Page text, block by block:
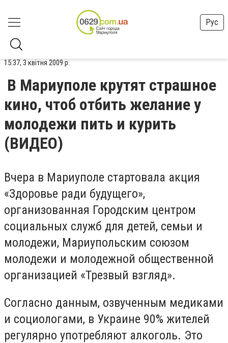
Рус
15:37, 3 квітня 2009 р.
В Мариуполе крутят страшное
кино, чтоб отбить желание у
молодежи пить и курить
(ВИДЕО)
Вчера в Мариуполе стартовала акция
«Здоровье ради будущего»,
организованная Городским центром
социальных служб для детей, семьи и
молодежи, Мариупольским союзом
молодежи и молодежной общественной
организацией «Трезвый взгляд».
Согласно данным, озвученным медиками
и социологами, в Украине 90% жителей
регулярно употребляют алкоголь. Это